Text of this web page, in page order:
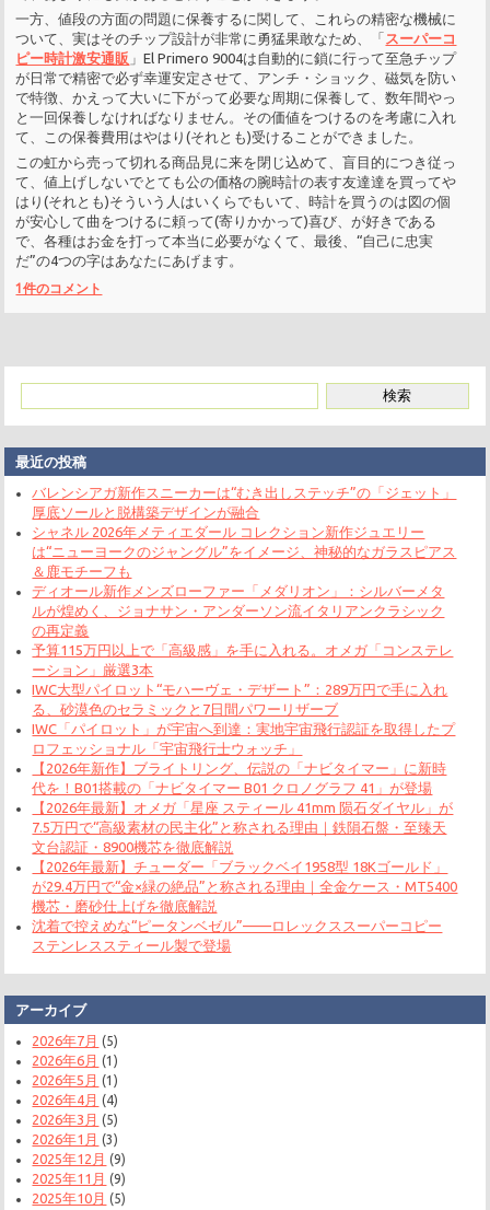
一方、値段の方面の問題に保養するに関して、これらの精密な機械に
ついて、実はそのチップ設計が非常に勇猛果敢なため、「 スーパーコ
ピー時計激安通販 」El Primero 9004は自動的に鎖に行って至急チップ
が日常で精密で必ず幸運安定させて、アンチ・ショック、磁気を防い
で特徴、かえって大いに下がって必要な周期に保養して、数年間やっ
と一回保養しなければなりません。その価値をつけるのを考慮に入れ
て、この保養費用はやはり(それとも)受けることができました。
この虹から売って切れる商品見に来を閉じ込めて、盲目的につき従っ
て、値上げしないでとても公の価格の腕時計の表す友達達を買ってや
はり(それとも)そういう人はいくらでもいて、時計を買うのは図の個
が安心して曲をつけるに頼って(寄りかかって)喜び、が好きである
で、各種はお金を打って本当に必要がなくて、最後、“自己に忠実
だ”の4つの字はあなたにあげます。
1件のコメント
最近の投稿
バレンシアガ新作スニーカーは“むき出しステッチ”の「ジェット」
厚底ソールと脱構築デザインが融合
シャネル 2026年メティエダール コレクション新作ジュエリー
は“ニューヨークのジャングル”をイメージ、神秘的なガラスピアス
＆鹿モチーフも
ディオール新作メンズローファー「メダリオン」：シルバーメタ
ルが煌めく、ジョナサン・アンダーソン流イタリアンクラシック
の再定義
予算115万円以上で「高級感」を手に入れる。オメガ「コンステレ
ーション」厳選3本
IWC大型パイロット“モハーヴェ・デザート”：289万円で手に入れ
る、砂漠色のセラミックと7日間パワーリザーブ
IWC「パイロット」が宇宙へ到達：実地宇宙飛行認証を取得したプ
ロフェッショナル「宇宙飛行士ウォッチ」
【2026年新作】ブライトリング、伝説の「ナビタイマー」に新時
代を！B01搭載の「ナビタイマー B01 クロノグラフ 41」が登場
【2026年最新】オメガ「星座 スティール 41mm 陨石ダイヤル」が
7.5万円で“高級素材の民主化”と称される理由｜鉄隕石盤・至臻天
文台認証・8900機芯を徹底解説
【2026年最新】チューダー「ブラックベイ1958型 18Kゴールド」
が29.4万円で“金×緑の絶品”と称される理由｜全金ケース・MT5400
機芯・磨砂仕上げを徹底解説
沈着で控えめな“ピータンベゼル”——ロレックススーパーコピー
ステンレススティール製で登場
アーカイブ
2026年7月 (5)
2026年6月 (1)
2026年5月 (1)
2026年4月 (4)
2026年3月 (5)
2026年1月 (3)
2025年12月 (9)
2025年11月 (9)
2025年10月 (5)